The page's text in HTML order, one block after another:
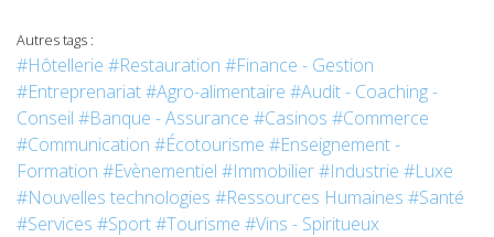
Autres tags :
#Hôtellerie #Restauration #Finance - Gestion
#Entreprenariat#Agro-alimentaire #Audit - Coaching -
Conseil #Banque - Assurance #Casinos #Commerce
#Communication #Écotourisme #Enseignement -
Formation #Evènementiel #Immobilier#Industrie #Luxe
#Nouvelles technologies #Ressources Humaines #Santé
#Services #Sport#Tourisme #Vins - Spiritueux